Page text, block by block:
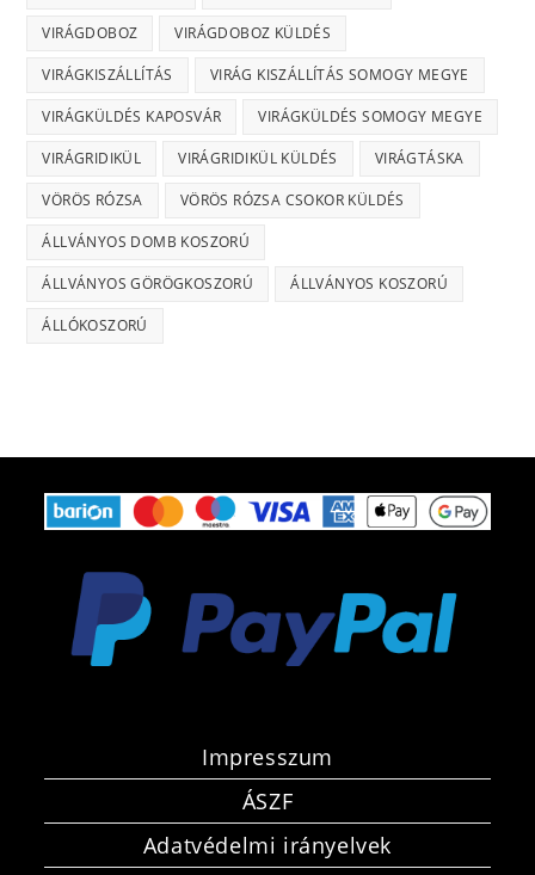
VIRÁGDOBOZ VIRÁGDOBOZ KÜLDÉS
VIRÁGKISZÁLLÍTÁS VIRÁG KISZÁLLÍTÁS SOMOGY MEGYE
VIRÁGKÜLDÉS KAPOSVÁR VIRÁGKÜLDÉS SOMOGY MEGYE
VIRÁGRIDIKÜL VIRÁGRIDIKÜL KÜLDÉS VIRÁGTÁSKA
VÖRÖS RÓZSA VÖRÖS RÓZSA CSOKOR KÜLDÉS
ÁLLVÁNYOS DOMB KOSZORÚ
ÁLLVÁNYOS GÖRÖGKOSZORÚ ÁLLVÁNYOS KOSZORÚ
ÁLLÓKOSZORÚ
Impresszum
ÁSZF
Adatvédelmi irányelvek